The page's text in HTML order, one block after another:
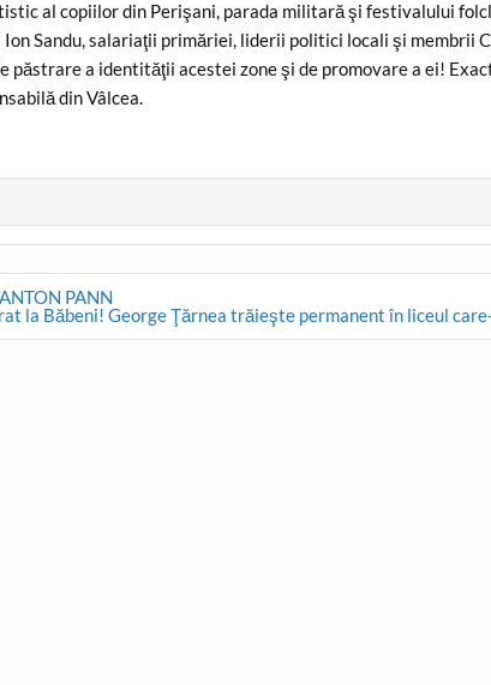
al copiilor din Perişani, parada militară şi festivalului
Sandu, salariaţii primăriei, liderii politici locali şi membrii
a identităţii acestei zone şi de promovare a ei!
din Vâlcea.
PANN
la Băbeni! George Ţărnea trăieşte permanent în liceul